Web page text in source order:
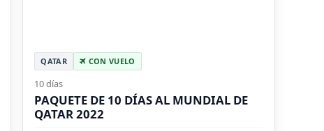
QATAR CON VUELO
10 días
PAQUETE DE 10 DÍAS AL MUNDIAL DE
QATAR 2022